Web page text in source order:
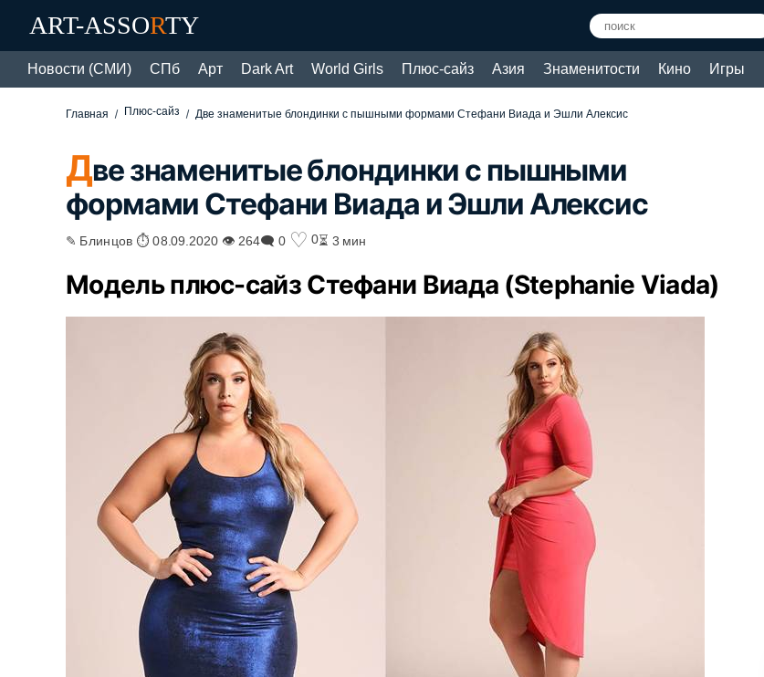
ART-ASSORTY
Новости (СМИ) СПб Арт Dark Art World Girls Плюс-сайз Азия Знаменитости Кино Игры
Главная Плюс-сайз Две знаменитые блондинки с пышными формами Стефани Виада и Эшли Алексис
Две знаменитые блондинки с пышными
формами Стефани Виада и Эшли Алексис
✎ Блинцов ⏱ 08.09.2020 👁 264🗨 0 ♡ 0⏳ 3 мин
Модель плюс-сайз Стефани Виада (Stephanie Viada)